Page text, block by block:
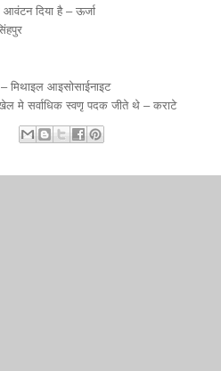
आवंटन दिया है – ऊर्जा
मिथाइल आइसोसाईनाइट
खेल मे सर्वाधिक स्वणृ पदक जीते थे – कराटे